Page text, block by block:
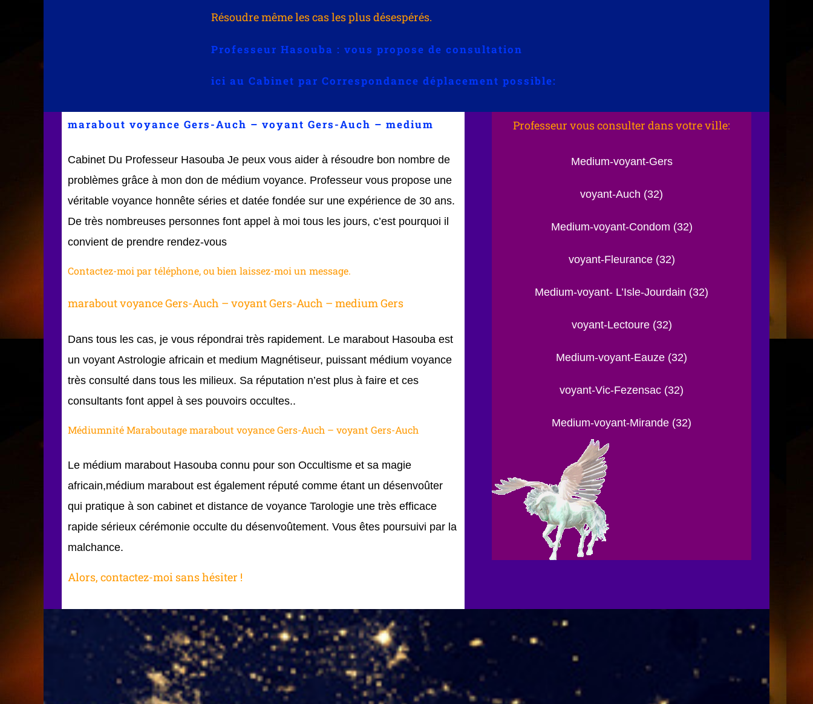
Résoudre même les cas les plus désespérés.
Professeur Hasouba : vous propose de consultation
ici au Cabinet par Correspondance déplacement possible:
marabout voyance Gers-Auch – voyant Gers-Auch – medium
Cabinet Du Professeur Hasouba Je peux vous aider à résoudre bon nombre de
problèmes grâce à mon don de médium voyance. Professeur vous propose une
véritable voyance honnête séries et datée fondée sur une expérience de 30 ans.
De très nombreuses personnes font appel à moi tous les jours, c’est pourquoi il
convient de prendre rendez-vous
Contactez-moi par téléphone, ou bien laissez-moi un message.
marabout voyance Gers-Auch – voyant Gers-Auch – medium Gers
Dans tous les cas, je vous répondrai très rapidement. Le marabout Hasouba est
un voyant Astrologie africain et medium Magnétiseur, puissant médium voyance
très consulté dans tous les milieux. Sa réputation n’est plus à faire et ces
consultants font appel à ses pouvoirs occultes..
Médiumnité Maraboutage marabout voyance Gers-Auch – voyant Gers-Auch
Le médium marabout Hasouba connu pour son Occultisme et sa magie
africain,médium marabout est également réputé comme étant un désenvoûter
qui pratique à son cabinet et distance de voyance Tarologie une très efficace
rapide sérieux cérémonie occulte du désenvoûtement. Vous êtes poursuivi par la
malchance.
Alors, contactez-moi sans hésiter !
Professeur vous consulter dans votre ville:
Medium-voyant-Gers
voyant-Auch (32)
Medium-voyant-Condom (32)
voyant-Fleurance (32)
Medium-voyant- L’Isle-Jourdain (32)
voyant-Lectoure (32)
Medium-voyant-Eauze (32)
voyant-Vic-Fezensac (32)
Medium-voyant-Mirande (32)